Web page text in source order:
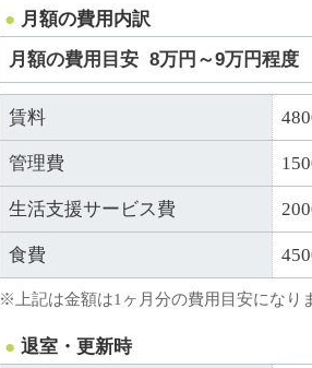
月額の費用内訳
月額の費用目安 8万円～9万円程度
賃料
管理費
生活支援サービス費
食費
※上記は金額は1ヶ月分の費用目安になり
退室・更新時